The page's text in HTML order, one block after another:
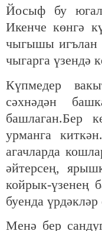
Йосыф бу
Икенче көнгә
чыгышы игълан
чыгарга үзендә
Күпмедер
сәхнәдән
башлаган.Бер
урманга
агачларда
әйтерсең,
койрык-үзенең
буенда
Менә бер